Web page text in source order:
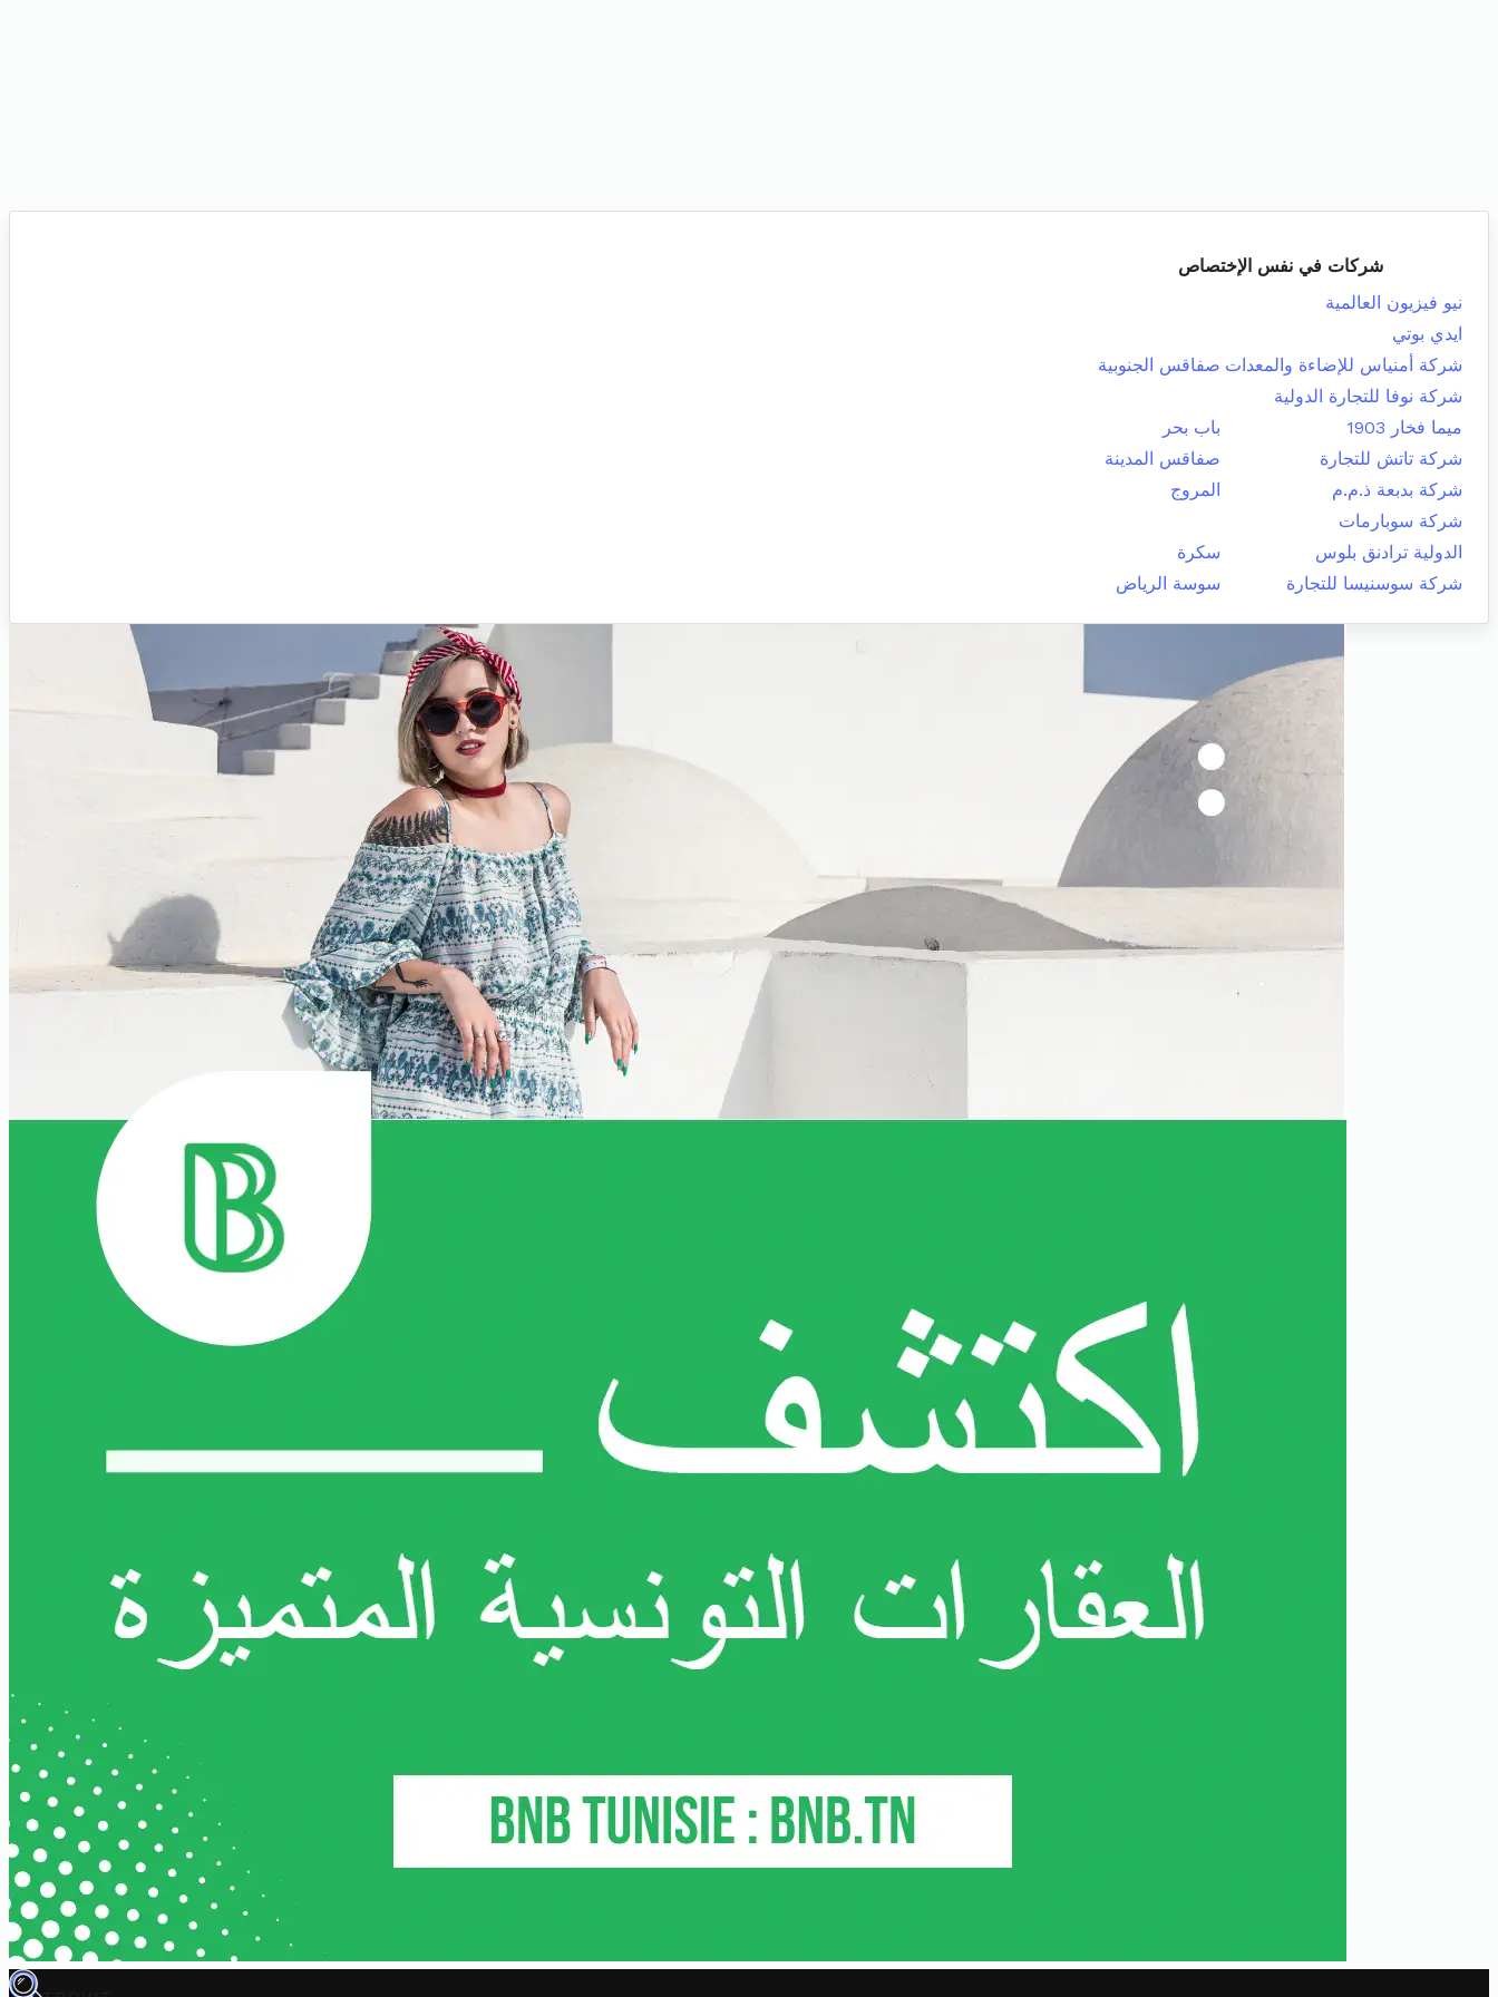
شركات في نفس الإختصاص
نيو فيزيون العالمية
ايدي بوتي
شركة أمنياس للإضاءة والمعدات صفاقس الجنوبية
شركة نوفا للتجارة الدولية
ميما فخار 1903
باب بحر
شركة تاتش للتجارة
صفاقس المدينة
شركة بدبعة ذ.م.م
المروج
شركة سوبارمات
الدولية ترادنق بلوس
سكرة
شركة سوسنيسا للتجارة
سوسة الرياض